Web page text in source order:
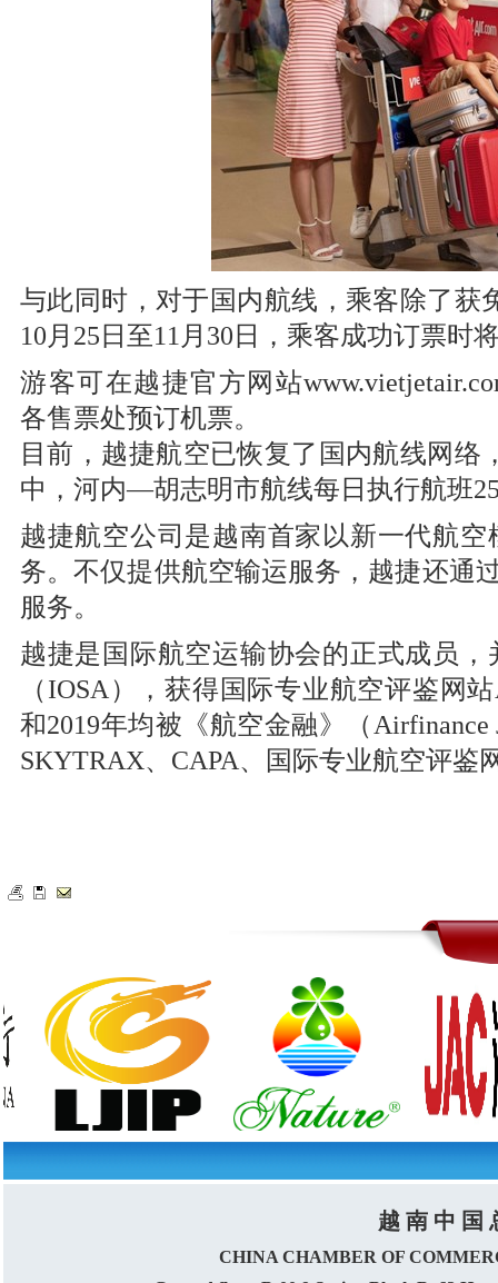
与此同时，对于国内航线，乘客除了获
10月25日至11月30日，乘客成功订票时
游客可在越捷官方网站
各售票处预订机票。
目前，越捷航空已恢复了国内航线网
中，河内—胡志明市航线每日执行航班
越捷航空公司是越南首家以新一代航
务。不仅提供航空输运服务，越捷还通
服务。
越捷是国际航空运输协会的正式成员
（IOSA），获得国际专业航空评鉴网
和2019年均被《航空金融》（
SKYTRAX、CAPA、国际专业航空评鉴
越 南 中 国
CHINA CHAMBER OF